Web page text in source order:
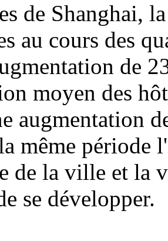
de Shanghai,
au cours des
de
moyen des
augmentation
même période
de la ville et la
se développer.